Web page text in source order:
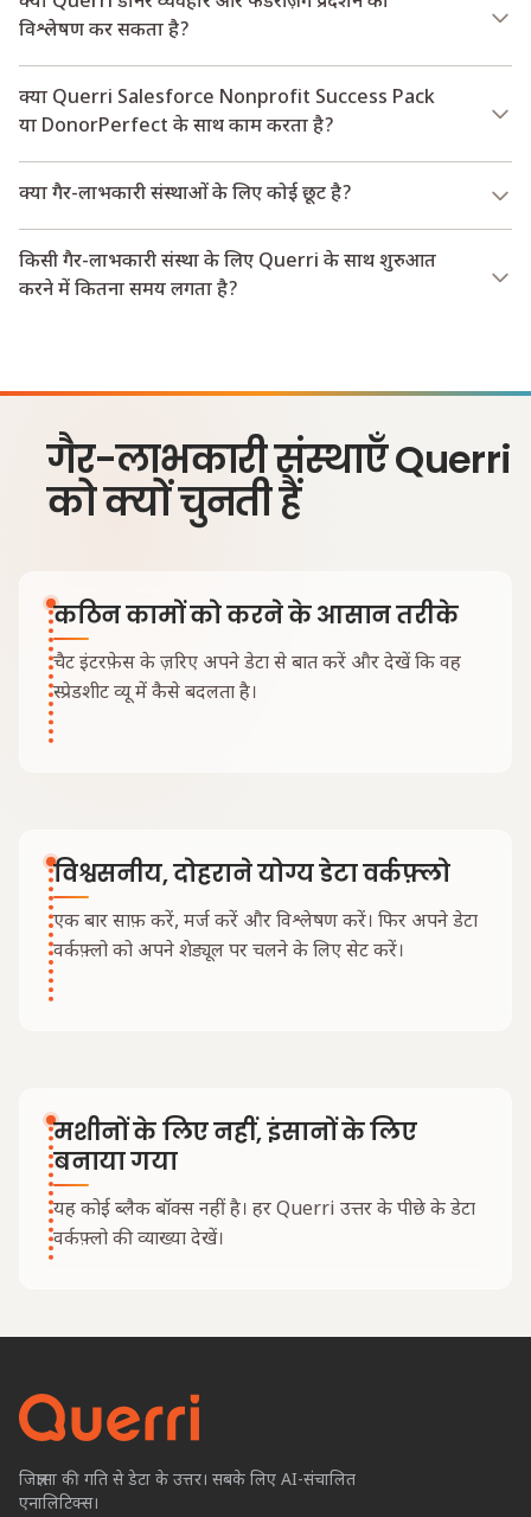
विश्लेषण कर सकता है?
क्या Querri Salesforce Nonprofit Success Pack
या DonorPerfect के साथ काम करता है?
क्या गैर-लाभकारी संस्थाओं के लिए कोई छूट है?
किसी गैर-लाभकारी संस्था के लिए Querri के साथ शुरुआत
करने में कितना समय लगता है?
गैर-लाभकारी संस्थाएँ Querri
को क्यों चुनती हैं
कठिन कामों को करने के आसान तरीके
चैट इंटरफ़ेस के ज़रिए अपने डेटा से बात करें और देखें कि वह
स्प्रेडशीट व्यू में कैसे बदलता है।
विश्वसनीय, दोहराने योग्य डेटा वर्कफ़्लो
एक बार साफ़ करें, मर्ज करें और विश्लेषण करें। फिर अपने डेटा
वर्कफ़्लो को अपने शेड्यूल पर चलने के लिए सेट करें।
मशीनों के लिए नहीं, इंसानों के लिए
बनाया गया
यह कोई ब्लैक बॉक्स नहीं है। हर Querri उत्तर के पीछे के डेटा
वर्कफ़्लो की व्याख्या देखें।
जिज्ञासा की गति से डेटा के उत्तर। सबके लिए AI-संचालित
एनालिटिक्स।